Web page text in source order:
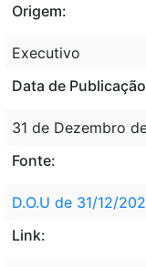
Origem:
Executivo
Data de
31 de Dezembro
Fonte:
D.O.U de 31/12/
Link: